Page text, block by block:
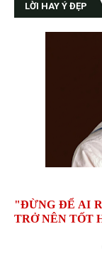
LỜI HAY Ý ĐẸP
"ĐỪNG ĐỂ AI
TRỞ NÊN TỐT